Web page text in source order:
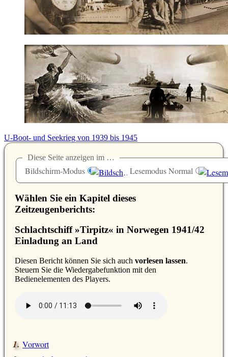
U-Boot- und Seekrieg von 1939 bis 1945
Diese Seite anzeigen im …
Bildschirm-Modus Lesemodus Normal
Wählen Sie ein Kapitel dieses
Zeitzeugenberichts:
Schlachtschiff »Tirpitz« in Norwegen 1941/42
Einladung an Land
Diesen Bericht können Sie sich auch vorlesen lassen.
Steuern Sie die Wiedergabefunktion mit den
Bedienelementen des Players.
Vorwort